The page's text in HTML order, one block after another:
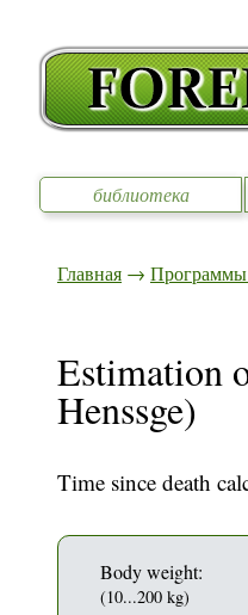
библиотека
Главная → Программы
Estimation
Henssge)
Time since death
Body weight:
(10...200 kg)